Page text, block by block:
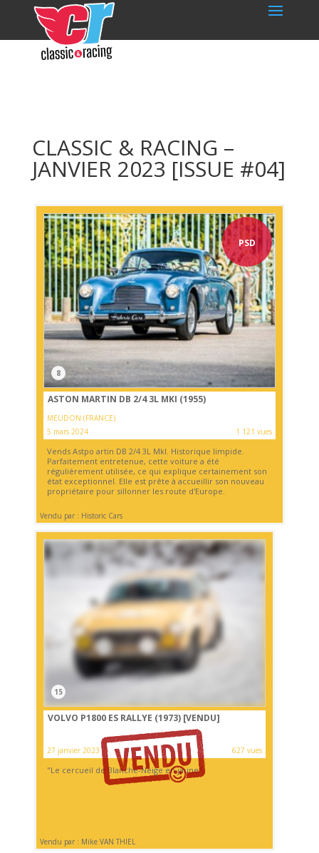
CLASSIC & RACING –
JANVIER 2023 [ISSUE #04]
PSD
8
ASTON MARTIN DB 2/4 3L MKI (1955)
MEUDON (FRANCE)
5 mars 2024
1 121 vues
Vends Astpo artin DB 2/4 3L MkI. Historique limpide.
Parfaitement entretenue, cette voiture a été
régulièrement utilisée, ce qui explique certainement son
état exceptionnel. Elle est prête à accueillir son nouveau
propriétaire pour sillonner les route d'Europe.
Vendu par : Historic Cars
15
VOLVO P1800 ES RALLYE (1973) [VENDU]
27 janvier 2023 627 vues
"Le cercueil de Blanche-Neige en jaune"
Vendu par : Mike VAN THIEL